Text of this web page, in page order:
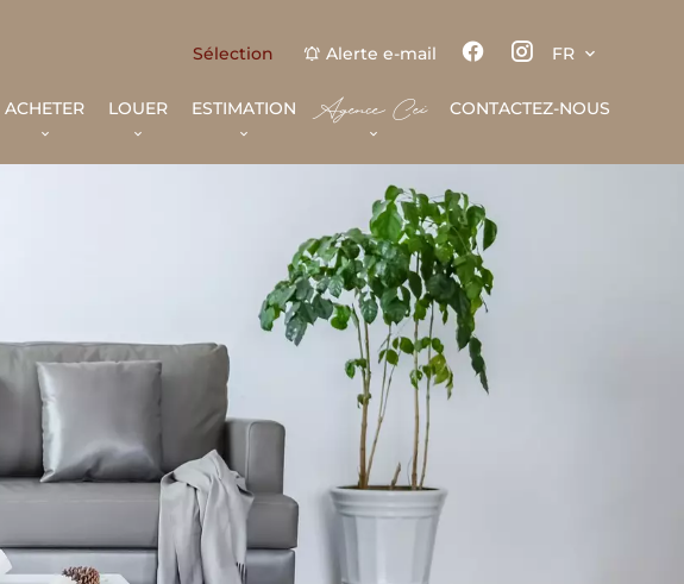
Sélection Alerte e-mail FR
ACHETER LOUER ESTIMATION Agence Cei CONTACTEZ-NOUS